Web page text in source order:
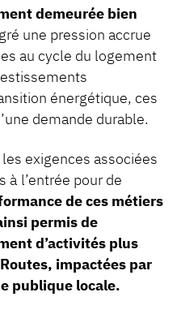
demeurée bien
une pression accrue
au cycle du logement
énergétique, ces
demande durable.
exigences associées
à l’entrée pour de
de ces métiers
permis de
d’activités plus
impactées par
publique locale.